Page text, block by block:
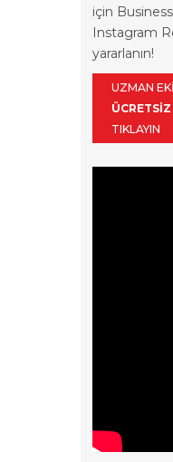
için
Instagram
yararlanın!
UZMAN
ÜCRETSIZ
TIKLAYIN